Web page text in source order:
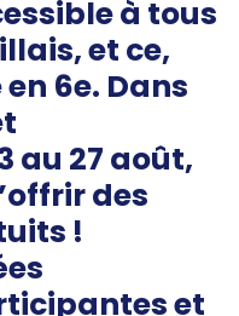
à tous
et ce,
6e. Dans
au 27 août,
des
!
et